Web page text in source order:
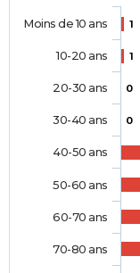
1
1
0
0
Moins de 10 ans
10-20 ans
20-30 ans
30-40 ans
40-50 ans
50-60 ans
60-70 ans
70-80 ans